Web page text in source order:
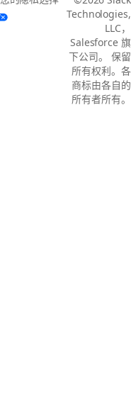
Technologies,
LLC，
Salesforce 旗
下公司。 保留
所有权利。各
商标由各自的
所有者所有。